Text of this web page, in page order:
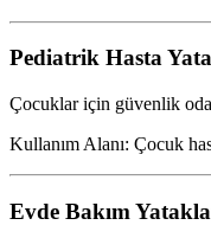
Pediatrik Hasta
Çocuklar için güvenlik
Kullanım Alanı: Çocuk
Evde Bakım